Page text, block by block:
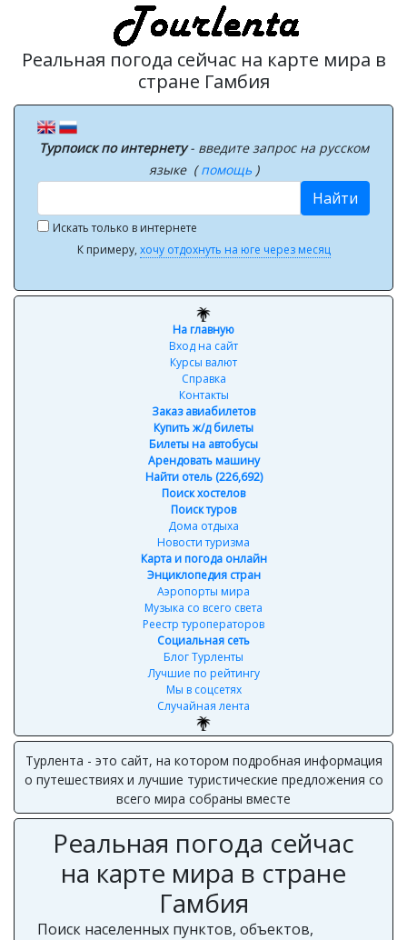
Реальная погода сейчас на карте мира в
стране Гамбия
Турпоиск по интернету- введите запрос на русском
языке (помощь )
Найти
Искать только в интернете
К примеру, хочу отдохнуть на юге через месяц
На главную
Вход на сайт
Курсы валют
Справка
Контакты
Заказ авиабилетов
Купить ж/д билеты
Билеты на автобусы
Арендовать машину
Найти отель (226,692)
Поиск хостелов
Поиск туров
Дома отдыха
Новости туризма
Карта и погода онлайн
Энциклопедия стран
Аэропорты мира
Музыка со всего света
Реестр туроператоров
Социальная сеть
Блог Турленты
Лучшие по рейтингу
Мы в соцсетях
Случайная лента
Турлента - это сайт, на котором подробная информация
о путешествиях и лучшие туристические предложения со
всего мира собраны вместе
Реальная погода сейчас
на карте мира в стране
Гамбия
Поиск населенных пунктов, объектов,